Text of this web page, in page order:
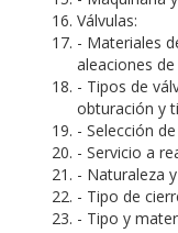
Válvulas:
- Materiales
aleaciones
- Tipos de
obturación y
- Selección
- Servicio a
- Naturaleza
- Tipo de
- Tipo y